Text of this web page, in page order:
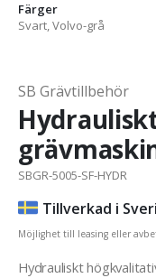
Färger
Svart, Volvo-grå
SB Grävtillbehör
SBGR-5005-SF-HYDR
Tillverkad i
Möjlighet till leasing eller
Hydrauliskt